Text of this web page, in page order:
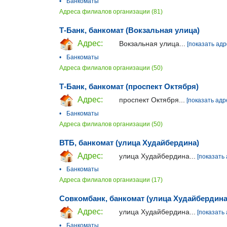
Адреса филиалов организации (81)
Т-Банк, банкомат (Вокзальная улица)
Адрес:
Вокзальная улица...
[показать
•
Банкоматы
Адреса филиалов организации (50)
Т-Банк, банкомат (проспект Октября)
Адрес:
проспект Октября...
[показать
•
Банкоматы
Адреса филиалов организации (50)
ВТБ, банкомат (улица Худайбердина)
Адрес:
улица Худайбердина...
[показать
•
Банкоматы
Адреса филиалов организации (17)
Совкомбанк, банкомат (улица
Адрес:
улица Худайбердина... [показать
•
Банкоматы